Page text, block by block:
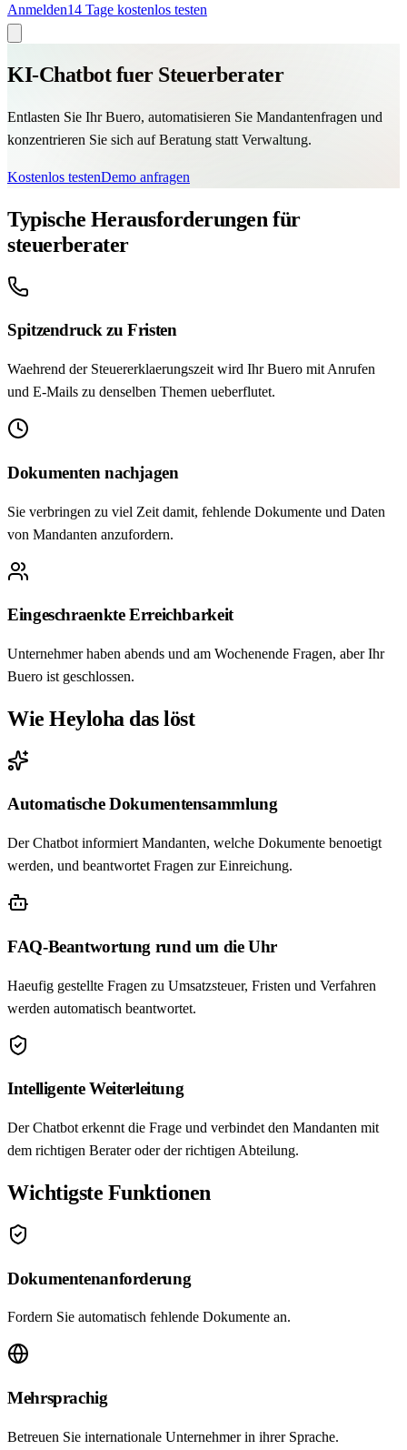
Anmelden14 Tage kostenlos testen
KI-Chatbot fuer Steuerberater
Entlasten Sie Ihr Buero, automatisieren Sie Mandantenfragen und
konzentrieren Sie sich auf Beratung statt Verwaltung.
Kostenlos testenDemo anfragen
Typische Herausforderungen für
steuerberater
Spitzendruck zu Fristen
Waehrend der Steuererklaerungszeit wird Ihr Buero mit Anrufen
und E-Mails zu denselben Themen ueberflutet.
Dokumenten nachjagen
Sie verbringen zu viel Zeit damit, fehlende Dokumente und Daten
von Mandanten anzufordern.
Eingeschraenkte Erreichbarkeit
Unternehmer haben abends und am Wochenende Fragen, aber Ihr
Buero ist geschlossen.
Wie Heyloha das löst
Automatische Dokumentensammlung
Der Chatbot informiert Mandanten, welche Dokumente benoetigt
werden, und beantwortet Fragen zur Einreichung.
FAQ-Beantwortung rund um die Uhr
Haeufig gestellte Fragen zu Umsatzsteuer, Fristen und Verfahren
werden automatisch beantwortet.
Intelligente Weiterleitung
Der Chatbot erkennt die Frage und verbindet den Mandanten mit
dem richtigen Berater oder der richtigen Abteilung.
Wichtigste Funktionen
Dokumentenanforderung
Fordern Sie automatisch fehlende Dokumente an.
Mehrsprachig
Betreuen Sie internationale Unternehmer in ihrer Sprache.